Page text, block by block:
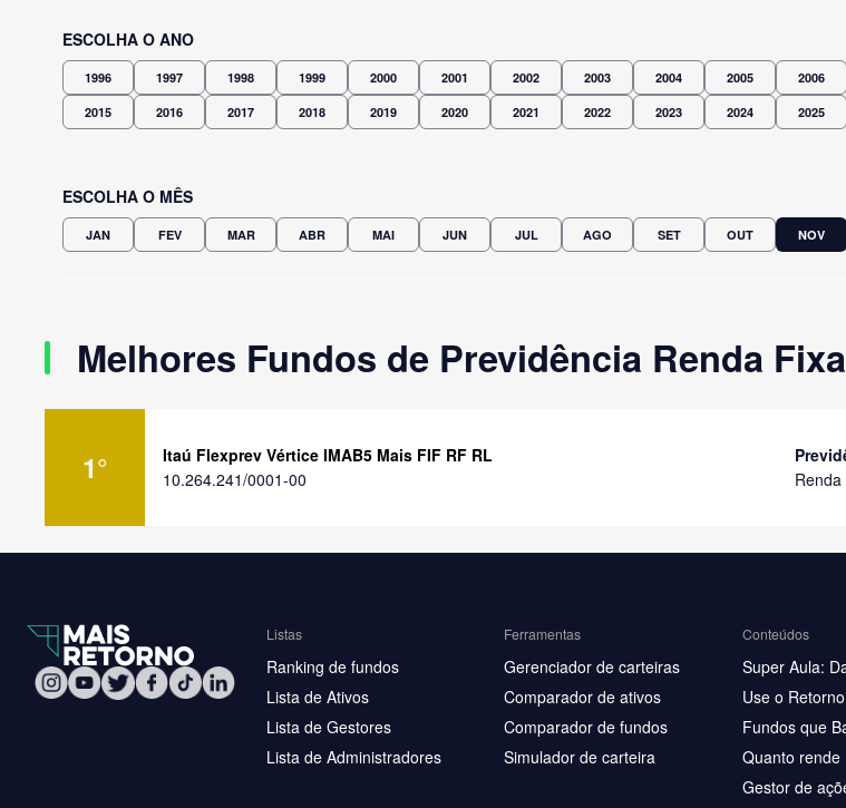
ESCOLHA O ANO
1996 1997 1998 1999 2000 2001 2002 2003 2004 2005 2006
2015 2016 2017 2018 2019 2020 2021 2022 2023 2024 2025
ESCOLHA O MÊS
JAN FEV MAR ABR MAI JUN JUL AGO SET OUT NOV
Melhores Fundos de Previdência Renda
1°
Itaú Flexprev Vértice IMAB5 Mais FIF RF RL
10.264.241/0001-00
Listas
Ranking de fundos
Lista de Ativos
Lista de Gestores
Lista de Administradores
Ferramentas
Gerenciador de carteiras
Comparador de ativos
Comparador de fundos
Simulador de carteira
Conteúdos
Super Aula:
Use o
Fundos que
Quanto rende
Gestor de